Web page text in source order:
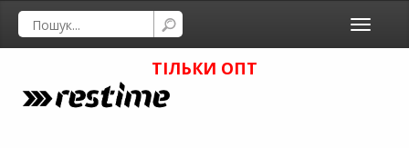
Toggle
ТІЛЬКИ ОПТ